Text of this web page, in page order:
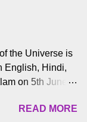
the Universe is
English, Hindi,
on 5th June,
He-Man fans
READ MORE